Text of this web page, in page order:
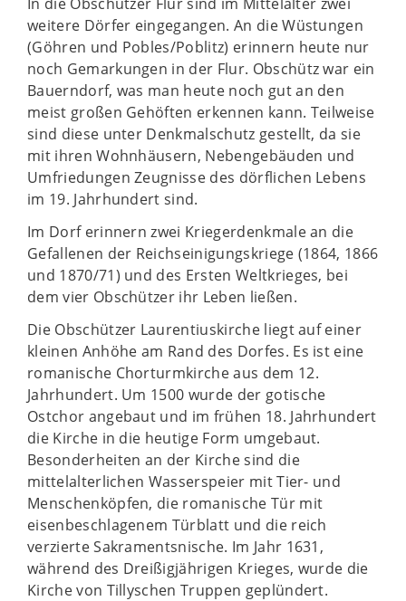
weitere Dörfer eingegangen. An die Wüstungen
(Göhren und Pobles/Poblitz) erinnern heute nur
noch Gemarkungen in der Flur. Obschütz war ein
Bauerndorf, was man heute noch gut an den
meist großen Gehöften erkennen kann. Teilweise
sind diese unter Denkmalschutz gestellt, da sie
mit ihren Wohnhäusern, Nebengebäuden und
Umfriedungen Zeugnisse des dörflichen Lebens
im 19. Jahrhundert sind.
Im Dorf erinnern zwei Kriegerdenkmale an die
Gefallenen der Reichseinigungskriege (1864, 1866
und 1870/71) und des Ersten Weltkrieges, bei
dem vier Obschützer ihr Leben ließen.
Die Obschützer Laurentiuskirche liegt auf einer
kleinen Anhöhe am Rand des Dorfes. Es ist eine
romanische Chorturmkirche aus dem 12.
Jahrhundert. Um 1500 wurde der gotische
Ostchor angebaut und im frühen 18. Jahrhundert
die Kirche in die heutige Form umgebaut.
Besonderheiten an der Kirche sind die
mittelalterlichen Wasserspeier mit Tier- und
Menschenköpfen, die romanische Tür mit
eisenbeschlagenem Türblatt und die reich
verzierte Sakramentsnische. Im Jahr 1631,
während des Dreißigjährigen Krieges, wurde die
Kirche von Tillyschen Truppen geplündert.